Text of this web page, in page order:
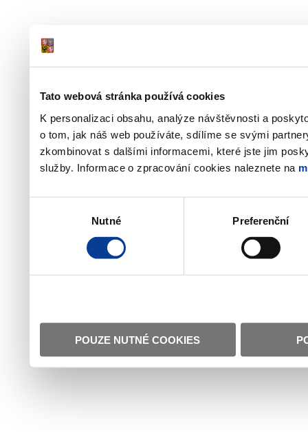
Tato webová stránka používá cookies
K personalizaci obsahu, analýze návštěvnosti a
o tom, jak náš web používáte, sdílíme se svými
zkombinovat s dalšími informacemi, které jste jim
služby. Informace o zpracování cookies naleznete na
Nutné Preferenční
POUZE NUTNÉ COOKIES